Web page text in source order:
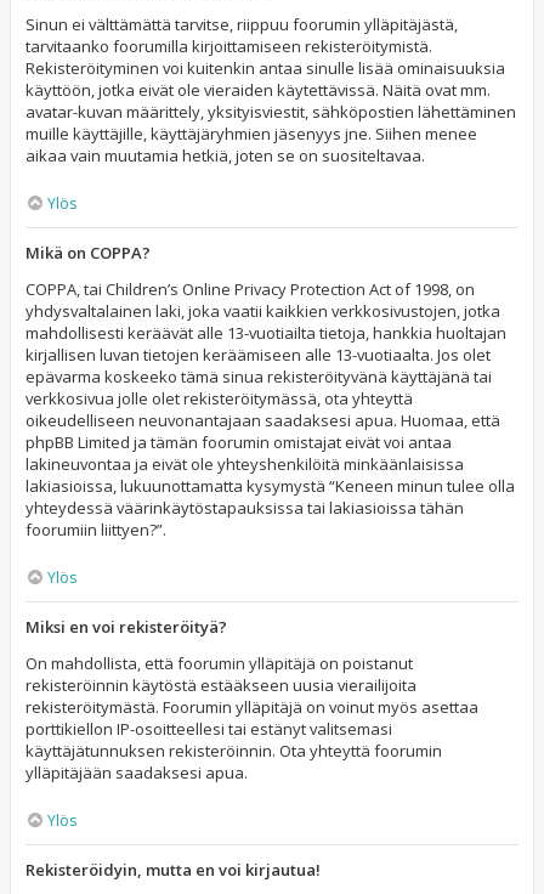
Sinun ei välttämättä tarvitse, riippuu foorumin ylläpitäjästä,
tarvitaanko foorumilla kirjoittamiseen rekisteröitymistä.
Rekisteröityminen voi kuitenkin antaa sinulle lisää ominaisuuksia
käyttöön, jotka eivät ole vieraiden käytettävissä. Näitä ovat mm.
avatar-kuvan määrittely, yksityisviestit, sähköpostien lähettäminen
muille käyttäjille, käyttäjäryhmien jäsenyys jne. Siihen menee
aikaa vain muutamia hetkiä, joten se on suositeltavaa.
Ylös
Mikä on COPPA?
COPPA, tai Children’s Online Privacy Protection Act of 1998, on
yhdysvaltalainen laki, joka vaatii kaikkien verkkosivustojen, jotka
mahdollisesti keräävät alle 13-vuotiailta tietoja, hankkia huoltajan
kirjallisen luvan tietojen keräämiseen alle 13-vuotiaalta. Jos olet
epävarma koskeeko tämä sinua rekisteröityvänä käyttäjänä tai
verkkosivua jolle olet rekisteröitymässä, ota yhteyttä
oikeudelliseen neuvonantajaan saadaksesi apua. Huomaa, että
phpBB Limited ja tämän foorumin omistajat eivät voi antaa
lakineuvontaa ja eivät ole yhteyshenkilöitä minkäänlaisissa
lakiasioissa, lukuunottamatta kysymystä “Keneen minun tulee olla
yhteydessä väärinkäytöstapauksissa tai lakiasioissa tähän
foorumiin liittyen?”.
Ylös
Miksi en voi rekisteröityä?
On mahdollista, että foorumin ylläpitäjä on poistanut
rekisteröinnin käytöstä estääkseen uusia vierailijoita
rekisteröitymästä. Foorumin ylläpitäjä on voinut myös asettaa
porttikiellon IP-osoitteellesi tai estänyt valitsemasi
käyttäjätunnuksen rekisteröinnin. Ota yhteyttä foorumin
ylläpitäjään saadaksesi apua.
Ylös
Rekisteröidyin, mutta en voi kirjautua!